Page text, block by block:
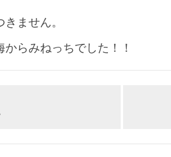
ません。
らみねっちでした！！